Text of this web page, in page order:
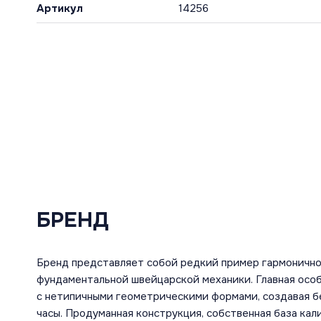
Артикул 14256
БРЕНД
Бренд представляет собой редкий пример
фундаментальной швейцарской механики. Главная
с нетипичными геометрическими формами, создавая
часы. Продуманная конструкция, собственная база